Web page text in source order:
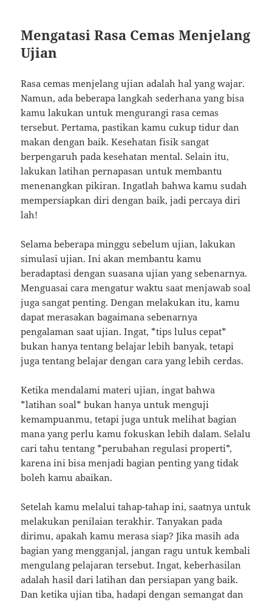
Mengatasi Rasa Cemas Menjelang
Ujian
Rasa cemas menjelang ujian adalah hal yang wajar.
Namun, ada beberapa langkah sederhana yang bisa
kamu lakukan untuk mengurangi rasa cemas
tersebut. Pertama, pastikan kamu cukup tidur dan
makan dengan baik. Kesehatan fisik sangat
berpengaruh pada kesehatan mental. Selain itu,
lakukan latihan pernapasan untuk membantu
menenangkan pikiran. Ingatlah bahwa kamu sudah
mempersiapkan diri dengan baik, jadi percaya diri
lah!
Selama beberapa minggu sebelum ujian, lakukan
simulasi ujian. Ini akan membantu kamu
beradaptasi dengan suasana ujian yang sebenarnya.
Menguasai cara mengatur waktu saat menjawab soal
juga sangat penting. Dengan melakukan itu, kamu
dapat merasakan bagaimana sebenarnya
pengalaman saat ujian. Ingat, *tips lulus cepat*
bukan hanya tentang belajar lebih banyak, tetapi
juga tentang belajar dengan cara yang lebih cerdas.
Ketika mendalami materi ujian, ingat bahwa
*latihan soal* bukan hanya untuk menguji
kemampuanmu, tetapi juga untuk melihat bagian
mana yang perlu kamu fokuskan lebih dalam. Selalu
cari tahu tentang *perubahan regulasi properti*,
karena ini bisa menjadi bagian penting yang tidak
boleh kamu abaikan.
Setelah kamu melalui tahap-tahap ini, saatnya untuk
melakukan penilaian terakhir. Tanyakan pada
dirimu, apakah kamu merasa siap? Jika masih ada
bagian yang mengganjal, jangan ragu untuk kembali
mengulang pelajaran tersebut. Ingat, keberhasilan
adalah hasil dari latihan dan persiapan yang baik.
Dan ketika ujian tiba, hadapi dengan semangat dan